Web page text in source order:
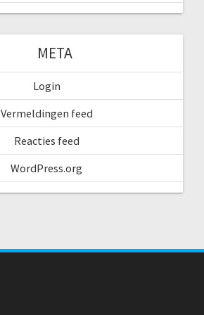
META
Login
Vermeldingen feed
Reacties feed
WordPress.org